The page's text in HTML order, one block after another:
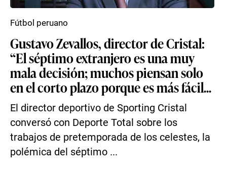
Gustavo Zevallos, director de Cristal:
“El séptimo extranjero es una muy
mala decisión; muchos piensan solo
en el corto plazo porque es más fácil...
El director deportivo de Sporting Cristal
conversó con Deporte Total sobre los
trabajos de pretemporada de los celestes, la
polémica del séptimo ...
Fútbol peruano